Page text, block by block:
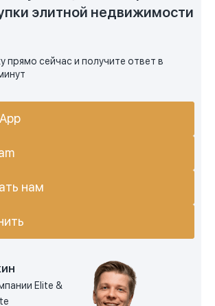
элитной недвижимости
прямо сейчас и получите ответ в
нам
Elite &